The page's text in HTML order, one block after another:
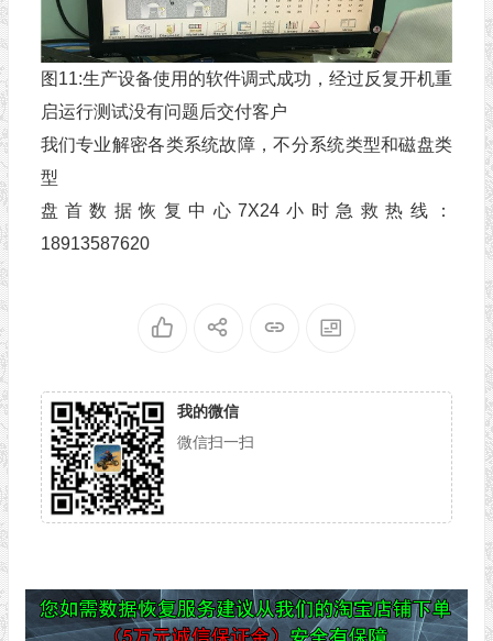
图11:生产设备使用的软件调式成功，经过反复开机重
启运行测试没有问题后交付客户
我们专业解密各类系统故障，不分系统类型和磁盘类
型
盘首数据恢复中心7X24小时急救热线：
18913587620
我的微信
微信扫一扫